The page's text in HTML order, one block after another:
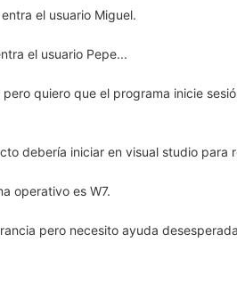
el usuario Miguel.
el usuario Pepe...
pero quiero que el programa inicie
debería iniciar en visual studio para
operativo es W7.
pero necesito ayuda